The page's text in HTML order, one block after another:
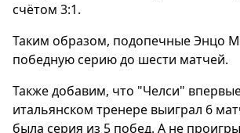
счётом 3:1.
Таким образом, подопечные Энцо
победную серию до шести матчей.
Также добавим, что "Челси"
итальянском тренере выиграл 6
была серия из 5 побед. А не